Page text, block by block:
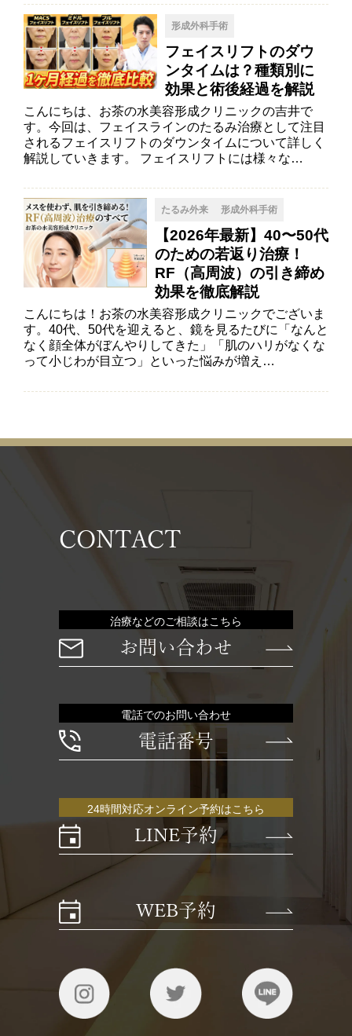
形成外科手術
フェイスリフトのダウ
ンタイムは？種類別に
効果と術後経過を解説
こんにちは、お茶の水美容形成クリニックの吉井で
す。今回は、フェイスラインのたるみ治療として注目
されるフェイスリフトのダウンタイムについて詳しく
解説していきます。 フェイスリフトには様々な…
たるみ外来 形成外科手術
【2026年最新】40〜50代
のための若返り治療！
RF（高周波）の引き締め
効果を徹底解説
こんにちは！お茶の水美容形成クリニックでございま
す。40代、50代を迎えると、鏡を見るたびに「なんと
なく顔全体がぼんやりしてきた」「肌のハリがなくな
って小じわが目立つ」といった悩みが増え…
CONTACT
治療などのご相談はこちら
お問い合わせ
電話でのお問い合わせ
電話番号
24時間対応オンライン予約はこちら
LINE予約
WEB予約